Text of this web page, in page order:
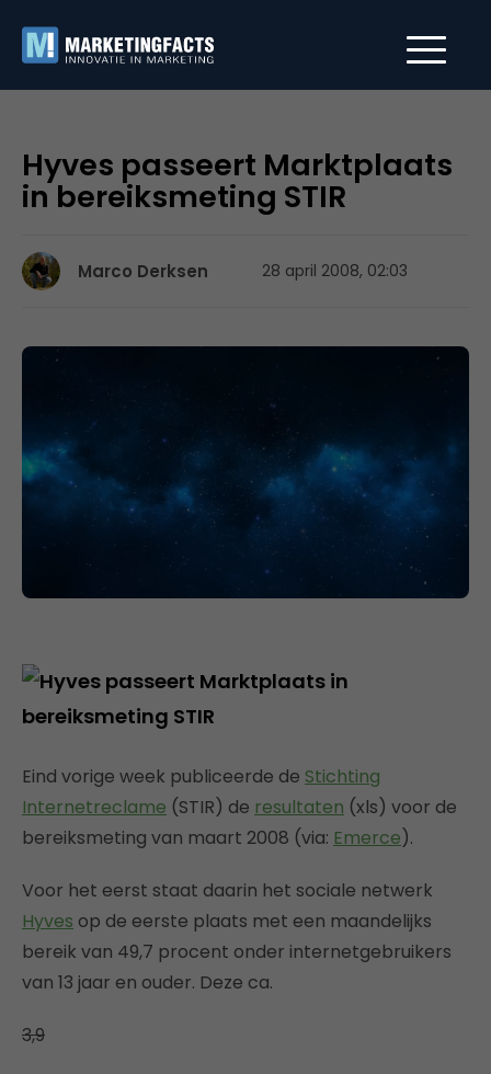
Hyves passeert Marktplaats
in bereiksmeting STIR
Marco Derksen 28 april 2008, 02:03
Eind vorige week publiceerde de Stichting
Internetreclame (STIR) de resultaten (xls) voor de
bereiksmeting van maart 2008 (via: Emerce).
Voor het eerst staat daarin het sociale netwerk
Hyves op de eerste plaats met een maandelijks
bereik van 49,7 procent onder internetgebruikers
van 13 jaar en ouder. Deze ca.
3,9